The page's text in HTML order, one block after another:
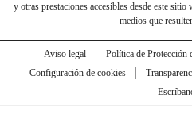
y otras prestaciones accesibles desde este
medios que
Aviso legal Política de Protección
Configuración de cookies